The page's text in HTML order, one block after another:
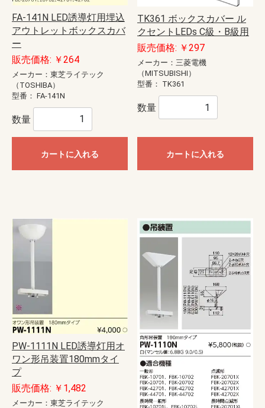
FA-141N LED誘導灯用埋込
アウトレットボックスカバ
ー
販売価格: ￥264
メーカー：東芝ライテック
（TOSHIBA）
型番： FA-141N
数量
カートに入れる
TK361 ボックスカバー ル
クセントLEDs C級・B級用
販売価格: ￥297
メーカー：三菱電機
（MITSUBISHI）
型番： TK361
数量
カートに入れる
PW-1111N LED誘導灯用オ
ワン形吊装置180mmタイ
プ
販売価格: ￥1,482
メーカー：東芝ライテック